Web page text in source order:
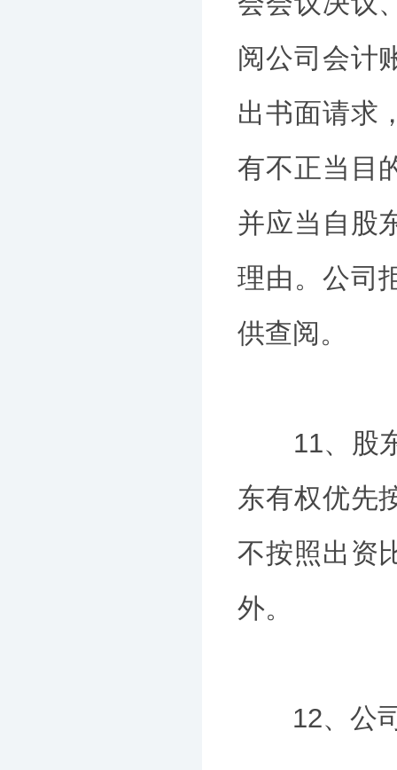
阅公司会计
出书面请求
有不正当目
并应当自股
理由。公司
供查阅。
11、股东
东有权优先
不按照出资
外。
12、公司